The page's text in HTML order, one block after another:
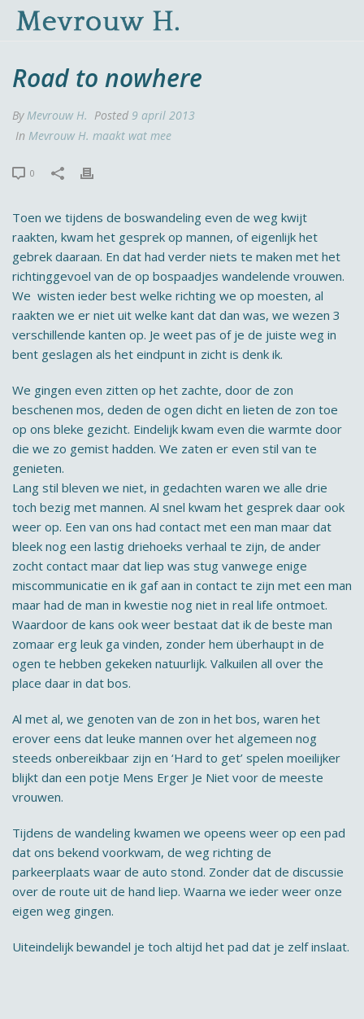
Road to nowhere
ByMevrouw H. Posted 9 april 2013
In Mevrouw H. maakt wat mee
0
Toen we tijdens de boswandeling even de weg kwijt
raakten, kwam het gesprek op mannen, of eigenlijk het
gebrek daaraan. En dat had verder niets te maken met het
richtinggevoel van de op bospaadjes wandelende vrouwen.
We wisten ieder best welke richting we op moesten, al
raakten we er niet uit welke kant dat dan was, we wezen 3
verschillende kanten op. Je weet pas of je de juiste weg in
bent geslagen als het eindpunt in zicht is denk ik.
We gingen even zitten op het zachte, door de zon
beschenen mos, deden de ogen dicht en lieten de zon toe
op ons bleke gezicht. Eindelijk kwam even die warmte door
die we zo gemist hadden. We zaten er even stil van te
genieten.
Lang stil bleven we niet, in gedachten waren we alle drie
toch bezig met mannen. Al snel kwam het gesprek daar ook
weer op. Een van ons had contact met een man maar dat
bleek nog een lastig driehoeks verhaal te zijn, de ander
zocht contact maar dat liep was stug vanwege enige
miscommunicatie en ik gaf aan in contact te zijn met een man
maar had de man in kwestie nog niet in real life ontmoet.
Waardoor de kans ook weer bestaat dat ik de beste man
zomaar erg leuk ga vinden, zonder hem überhaupt in de
ogen te hebben gekeken natuurlijk. Valkuilen all over the
place daar in dat bos.
Al met al, we genoten van de zon in het bos, waren het
erover eens dat leuke mannen over het algemeen nog
steeds onbereikbaar zijn en ‘Hard to get’ spelen moeilijker
blijkt dan een potje Mens Erger Je Niet voor de meeste
vrouwen.
Tijdens de wandeling kwamen we opeens weer op een pad
dat ons bekend voorkwam, de weg richting de
parkeerplaats waar de auto stond. Zonder dat de discussie
over de route uit de hand liep. Waarna we ieder weer onze
eigen weg gingen.
Uiteindelijk bewandel je toch altijd het pad dat je zelf inslaat.